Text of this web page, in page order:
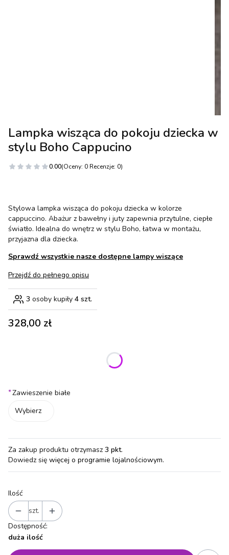
Lampka wisząca do pokoju dziecka w
stylu Boho Cappucino
0.00(Oceny: 0 Recenzje: 0)
Stylowa lampka wisząca do pokoju dziecka w kolorze
cappuccino. Abażur z bawełny i juty zapewnia przytulne, ciepłe
światło. Idealna do wnętrz w stylu Boho, łatwa w montażu,
przyjazna dla dziecka.
Sprawdź wszystkie nasze dostępne lampy wiszące
Przejdź do pełnego opisu
3 osoby kupiły 4 szt.
Cena
328,00 zł
Poszczególne warianty mogą różnić się ceną
*Zawieszenie białe
Wybierz
Za zakup produktu otrzymasz 3 pkt.
Dowiedz się więcej o programie lojalnościowym.
Ilość
szt.
Dostępność:
duża ilość